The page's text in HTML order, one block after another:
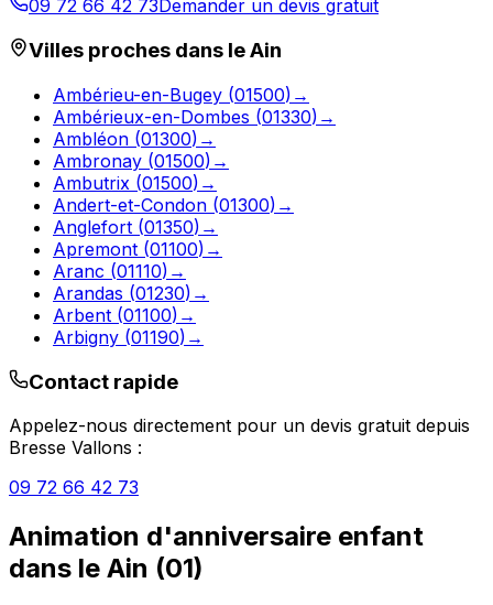
09 72 66 42 73 Demander un devis gratuit
Villes proches dans leAin
Ambérieu-en-Bugey (01500) →
Ambérieux-en-Dombes (01330) →
Ambléon (01300) →
Ambronay (01500) →
Ambutrix (01500) →
Andert-et-Condon (01300) →
Anglefort (01350) →
Apremont (01100) →
Aranc (01110) →
Arandas (01230) →
Arbent (01100) →
Arbigny (01190) →
Contact rapide
Appelez-nous directement pour un devis gratuit depuis
Bresse Vallons :
09 72 66 42 73
Animation d'anniversaire enfant
dans le Ain (01)